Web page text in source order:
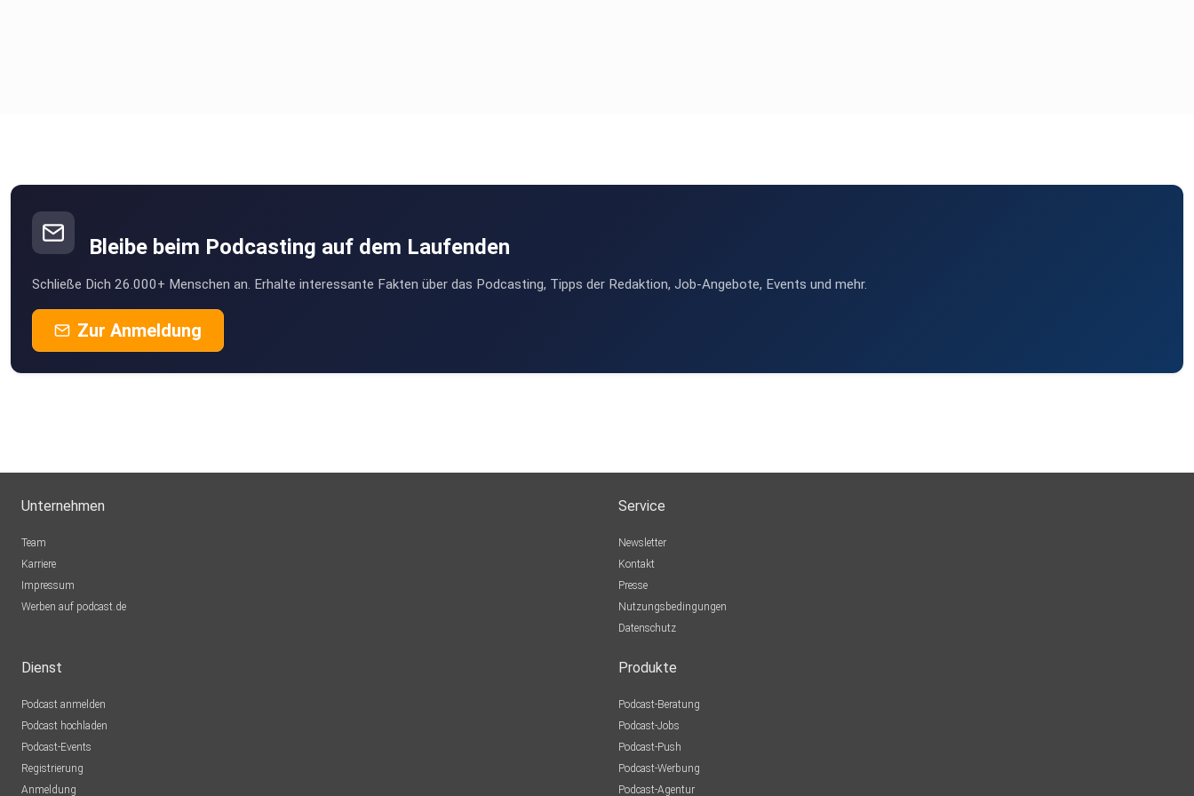
Bleibe beim Podcasting auf dem Laufenden
Schließe Dich 26.000+ Menschen an. Erhalte interessante Fakten über das Podcasting, Tipps der Redaktion, Job-Angebote, Events und mehr.
Zur Anmeldung
Unternehmen
Team
Karriere
Impressum
Werben auf podcast.de
Service
Newsletter
Kontakt
Presse
Nutzungsbedingungen
Datenschutz
Dienst
Podcast anmelden
Podcast hochladen
Podcast-Events
Registrierung
Anmeldung
Produkte
Podcast-Beratung
Podcast-Jobs
Podcast-Push
Podcast-Werbung
Podcast-Agentur